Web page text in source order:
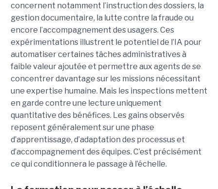
concernent notamment l’instruction des dossiers, la
gestion documentaire, la lutte contre la fraude ou
encore l’accompagnement des usagers. Ces
expérimentations illustrent le potentiel de l’IA pour
automatiser certaines tâches administratives à
faible valeur ajoutée et permettre aux agents de se
concentrer davantage sur les missions nécessitant
une expertise humaine. Mais les inspections mettent
en garde contre une lecture uniquement
quantitative des bénéfices. Les gains observés
reposent généralement sur une phase
d’apprentissage, d’adaptation des processus et
d’accompagnement des équipes. C’est précisément
ce qui conditionnera le passage à l’échelle.